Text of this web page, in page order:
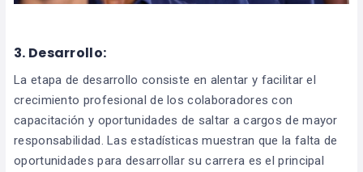
3. Desarrollo:
La etapa de desarrollo consiste en alentar y facilitar el
crecimiento profesional de los colaboradores con
capacitación y oportunidades de saltar a cargos de mayor
responsabilidad. Las estadísticas muestran que la falta de
oportunidades para desarrollar su carrera es el principal